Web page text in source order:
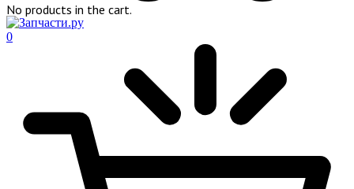
No products in the cart.
0